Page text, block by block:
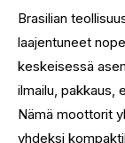
Brasilian
laajentuneet
keskeisessä
ilmailu, pakkaus,
Nämä moottorit
yhdeksi